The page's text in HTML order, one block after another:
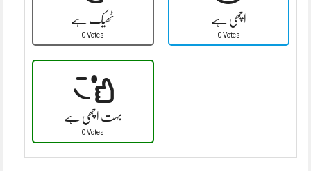
ٹھیک ہے
0 Votes
اچھی ہے
0 Votes
بہت اچھی ہے
0 Votes